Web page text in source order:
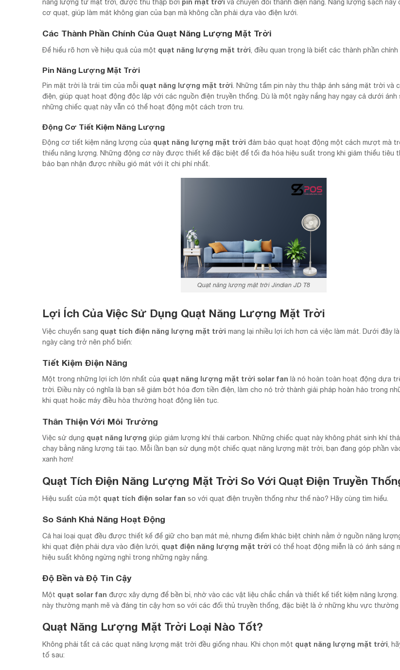
năng lượng từ mặt trời, được thu thập bởi pin mặt trời và chuyển đổi thành điện năng. Năng lượng sạch này
cơ quạt, giúp làm mát không gian của bạn mà không cần phải dựa vào điện lưới.
Các Thành Phần Chính Của Quạt Năng Lượng Mặt Trời
Để hiểu rõ hơn về hiệu quả của một quạt năng lượng mặt trời , điều quan trọng là biết các thành phần chính
Pin Năng Lượng Mặt Trời
Pin mặt trời là trái tim của mỗi quạt năng lượng mặt trời . Những tấm pin này thu thập ánh sáng mặt trời và
điện, giúp quạt hoạt động độc lập với các nguồn điện truyền thống. Dù là một ngày nắng hay ngay cả dưới ánh
những chiếc quạt này vẫn có thể hoạt động một cách trơn tru.
Động Cơ Tiết Kiệm Năng Lượng
Động cơ tiết kiệm năng lượng của quạt năng lượng mặt trời đảm bảo quạt hoạt động một cách mượt mà
thiểu năng lượng. Những động cơ này được thiết kế đặc biệt để tối đa hóa hiệu suất trong khi giảm thiểu tiêu
bảo bạn nhận được nhiều gió mát với ít chi phí nhất.
Quạt năng lượng mặt trời Jindian JD T8
Lợi Ích Của Việc Sử Dụng Quạt Năng Lượng Mặt Trời
Việc chuyển sang quạt tích điện năng lượng mặt trời mang lại nhiều lợi ích hơn cả việc làm mát. Dưới đây
ngày càng trở nên phổ biến:
Tiết Kiệm Điện Năng
Một trong những lợi ích lớn nhất của quạt năng lượng mặt trời solar fan là nó hoàn toàn hoạt động dựa
trời. Điều này có nghĩa là bạn sẽ giảm bớt hóa đơn tiền điện, làm cho nó trở thành giải pháp hoàn hảo trong
khi quạt hoặc máy điều hòa thường hoạt động liên tục.
Thân Thiện Với Môi Trường
Việc sử dụng quạt năng lượng giúp giảm lượng khí thải carbon. Những chiếc quạt này không phát sinh khí
chạy bằng năng lượng tái tạo. Mỗi lần bạn sử dụng một chiếc quạt năng lượng mặt trời, bạn đang góp phần
xanh hơn!
Quạt Tích Điện Năng Lượng Mặt Trời So Với Quạt Điện Truyền
Hiệu suất của một quạt tích điện solar fan so với quạt điện truyền thống như thế nào? Hãy cùng tìm hiểu.
So Sánh Khả Năng Hoạt Động
Cả hai loại quạt đều được thiết kế để giữ cho bạn mát mẻ, nhưng điểm khác biệt chính nằm ở nguồn năng
khi quạt điện phải dựa vào điện lưới, quạt điện năng lượng mặt trời có thể hoạt động miễn là có ánh sáng
hiệu suất không ngừng nghỉ trong những ngày nắng.
Độ Bền và Độ Tin Cậy
Một quạt solar fan được xây dựng để bền bỉ, nhờ vào các vật liệu chắc chắn và thiết kế tiết kiệm năng
này thường mạnh mẽ và đáng tin cậy hơn so với các đối thủ truyền thống, đặc biệt là ở những khu vực thường
Quạt Năng Lượng Mặt Trời Loại Nào Tốt?
Không phải tất cả các quạt năng lượng mặt trời đều giống nhau. Khi chọn một quạt năng lượng mặt trời ,
tố sau: